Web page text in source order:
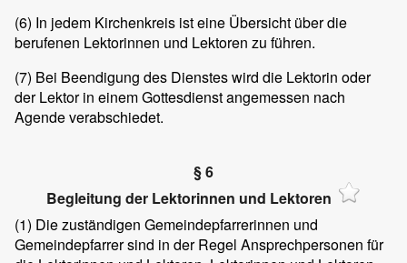
(6) In jedem Kirchenkreis ist eine Übersicht über die
berufenen Lektorinnen und Lektoren zu führen.
(7) Bei Beendigung des Dienstes wird die Lektorin oder
der Lektor in einem Gottesdienst angemessen nach
Agende verabschiedet.
§ 6
Begleitung der Lektorinnen und Lektoren
(1) Die zuständigen Gemeindepfarrerinnen und
Gemeindepfarrer sind in der Regel Ansprechpersonen für